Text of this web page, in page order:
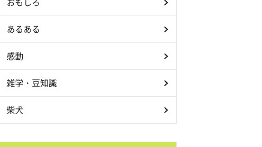
あるある
感動
雑学・豆知識
柴犬